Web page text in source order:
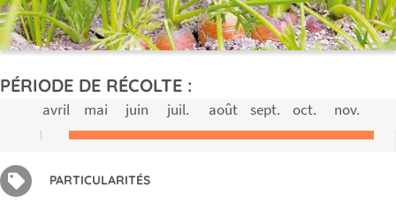
PÉRIODE DE RÉCOLTE :
avril mai juin juil. août sept. oct. nov.
PARTICULARITÉS